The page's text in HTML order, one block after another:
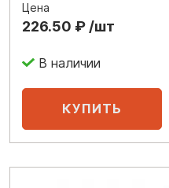
Цена
226.50 ₽ /шт